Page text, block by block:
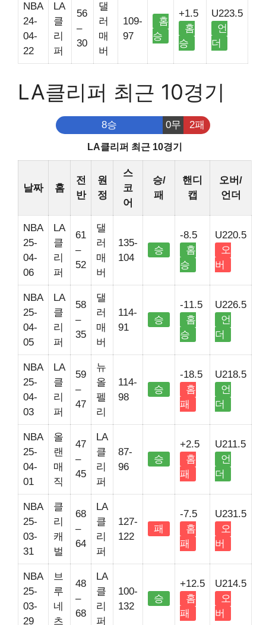
NBA
24-
04-
22
LA
클
리
퍼
56
–
30
댈
러
매
버
109-
97
홈
승
+1.5
홈
승
U223.5
언
더
LA클리퍼 최근 10경기
8승 0무 2패
LA클리퍼 최근 10경기
날짜 홈
전
반
원
정
스
코
어
승/
패
핸디
캡
오버/
언더
NBA
25-
04-
06
LA
클
리
퍼
61
–
52
댈
러
매
버
135-
104
승
-8.5
홈
승
U220.5
오
버
NBA
25-
04-
05
LA
클
리
퍼
58
–
35
댈
러
매
버
114-
91
승
-11.5
홈
승
U226.5
언
더
NBA
25-
04-
03
LA
클
리
퍼
59
–
47
뉴
올
펠
리
114-
98
승
-18.5
홈
패
U218.5
언
더
NBA
25-
04-
01
올
랜
매
직
47
–
45
LA
클
리
퍼
87-
96
승
+2.5
홈
패
U211.5
언
더
NBA
25-
03-
31
클
리
캐
벌
68
–
64
LA
클
리
퍼
127-
122
패
-7.5
홈
패
U231.5
오
버
NBA
25-
03-
29
브
루
네
츠
48
–
68
LA
클
리
퍼
100-
132
승
+12.5
홈
패
U214.5
오
버